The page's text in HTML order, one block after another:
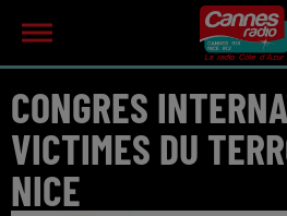
CONGRES
VICTIMES DU
NICE